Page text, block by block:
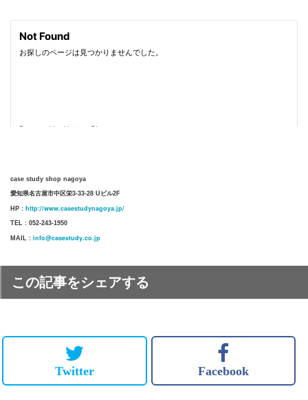
case study shop nagoya
愛知県名古屋市中区栄3-33-28 Uビル2F
HP : http://www.casestudynagoya.jp/
TEL : 052-243-1950
MAIL : info@casestudy.co.jp
この記事をシェアする
Twitter Facebook